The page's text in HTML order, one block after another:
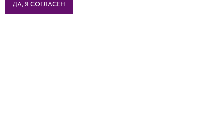
ДА, Я СОГЛАСЕН